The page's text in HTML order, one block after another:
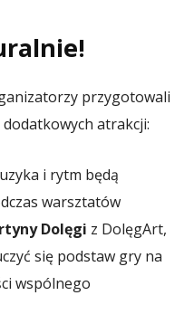
przygotowali
atrakcji:
i rytm będą
warsztatów
Dolęgi z DolęgArt,
się podstaw gry na
wspólnego